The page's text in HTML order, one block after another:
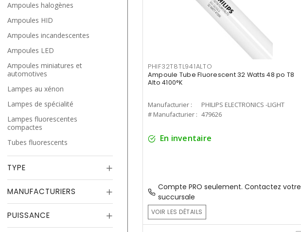
Ampoules halogènes
Ampoules HID
Ampoules incandescentes
Ampoules LED
Ampoules miniatures et
automotives
Lampes au xénon
Lampes de spécialité
Lampes fluorescentes
compactes
Tubes fluorescents
TYPE
MANUFACTURIERS
PUISSANCE
PHIF32T8TL941ALTO
Ampoule Tube Fluorescent 32 Watts 48 po T8
Alto 4100°K
Manufacturier :
PHILIPS ELECTRONICS -LIGHT
# Manufacturier : 479626
En inventaire
Compte PRO seulement. Contactez votre
succursale
VOIR LES DÉTAILS